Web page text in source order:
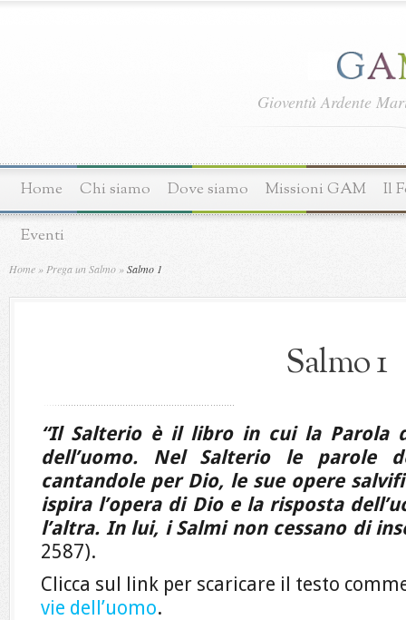
Gioventù Ardente
Home Chi siamo Dove siamo Missioni GAM Il
Eventi
Home » Prega un Salmo »Salmo 1
Salmo 1
“Il Salterio è il libro in cui la Parola
dell’uomo. Nel Salterio le parole
cantandole per Dio, le sue opere
ispira l’opera di Dio e la risposta
l’altra. In lui, i Salmi non cessano di
2587).
Clicca sul link per scaricare il testo
vie dell’uomo.